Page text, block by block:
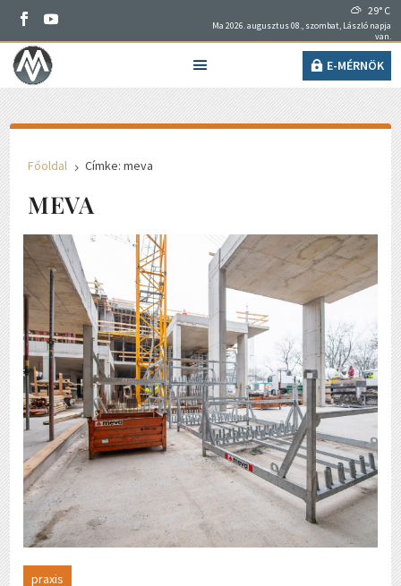
29° C
Ma 2026. augusztus 08., szombat, László napja
van.
E-MÉRNÖK
Főoldal 5 Címke: meva
MEVA
praxis